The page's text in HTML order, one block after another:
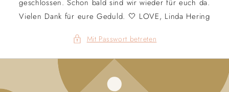
geschlossen. Schon bald sind wir wieder für euch da.
Vielen Dank für eure Geduld. 🤍 LOVE, Linda Hering
Mit Passwort betreten